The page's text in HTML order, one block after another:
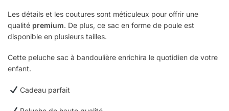
Les détails et les coutures sont méticuleux pour offrir une
qualité premium. De plus, ce sac en forme de poule est
disponible en plusieurs tailles.
Cette peluche sac à bandoulière enrichira le quotidien de votre
enfant.
Cadeau parfait